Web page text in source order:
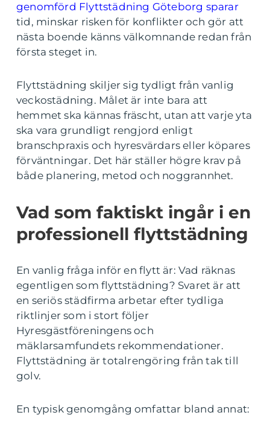
genomförd Flyttstädning Göteborg sparar
tid, minskar risken för konflikter och gör att
nästa boende känns välkomnande redan från
första steget in.
Flyttstädning skiljer sig tydligt från vanlig
veckostädning. Målet är inte bara att
hemmet ska kännas fräscht, utan att varje yta
ska vara grundligt rengjord enligt
branschpraxis och hyresvärdars eller köpares
förväntningar. Det här ställer högre krav på
både planering, metod och noggrannhet.
Vad som faktiskt ingår i en
professionell flyttstädning
En vanlig fråga inför en flytt är: Vad räknas
egentligen som flyttstädning? Svaret är att
en seriös städfirma arbetar efter tydliga
riktlinjer som i stort följer
Hyresgästföreningens och
mäklarsamfundets rekommendationer.
Flyttstädning är totalrengöring från tak till
golv.
En typisk genomgång omfattar bland annat: